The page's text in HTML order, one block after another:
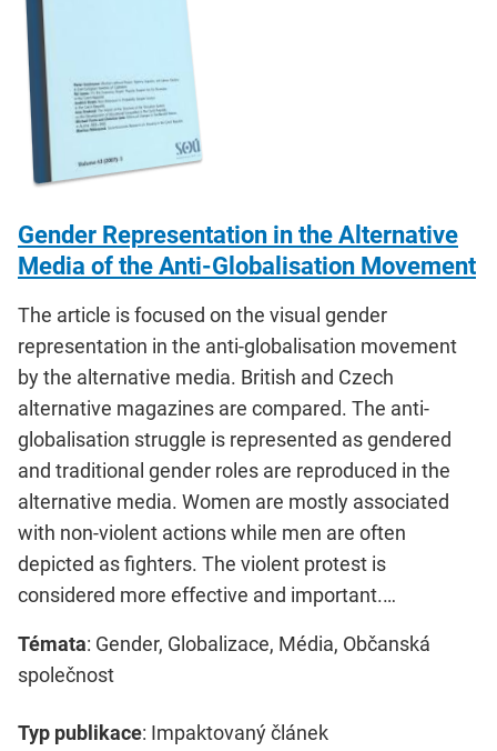
Gender Representation in the Alternative
Media of the Anti-Globalisation Movement
The article is focused on the visual gender
representation in the anti-globalisation movement
by the alternative media. British and Czech
alternative magazines are compared. The anti-
globalisation struggle is represented as gendered
and traditional gender roles are reproduced in the
alternative media. Women are mostly associated
with non-violent actions while men are often
depicted as fighters. The violent protest is
considered more effective and important.…
Témata: Gender, Globalizace, Média, Občanská
společnost
Typ publikace: Impaktovaný článek